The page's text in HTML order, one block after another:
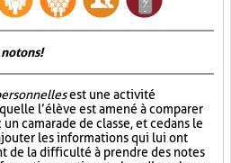
est une activité
l’élève est amené à comparer
camarade de classe, et ce dans le
les informations qui lui ont
de la difficulté à prendre des notes